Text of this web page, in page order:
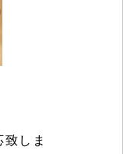
致しま